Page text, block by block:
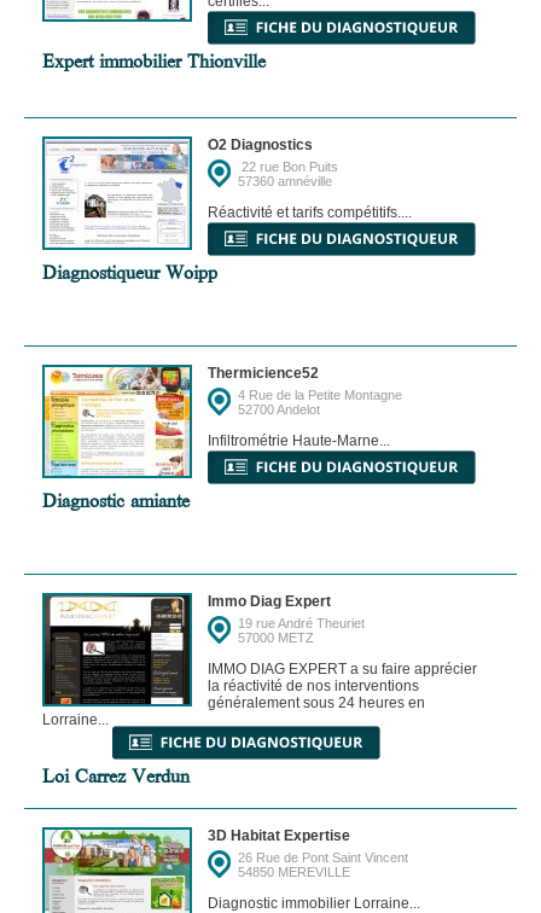
Expert immobilier Thionville
O2 Diagnostics
22 rue Bon Puits
57360 amnéville
Réactivité et tarifs compétitifs....
Diagnostiqueur Woipp
Thermicience52
4 Rue de la Petite Montagne
52700 Andelot
Infiltrométrie Haute-Marne...
Diagnostic amiante
Immo Diag Expert
19 rue André Theuriet
57000 METZ
IMMO DIAG EXPERT a su faire apprécier
la réactivité de nos interventions
généralement sous 24 heures en
Lorraine...
Loi Carrez Verdun
3D Habitat Expertise
26 Rue de Pont Saint Vincent
54850 MEREVILLE
Diagnostic immobilier Lorraine...